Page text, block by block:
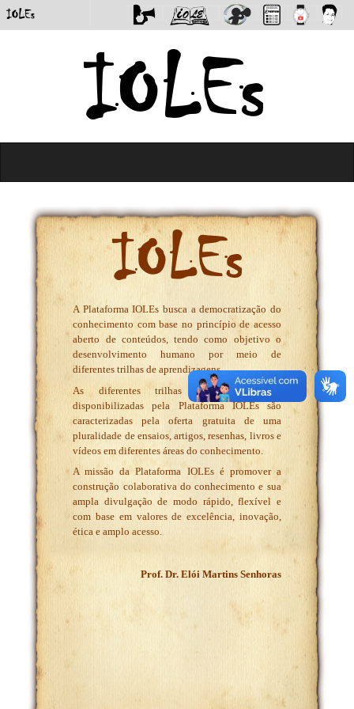
A Plataforma IOLEs busca a democratização do
conhecimento com base no princípio de acesso
aberto de conteúdos, tendo como objetivo o
desenvolvimento humano por meio de
diferentes trilhas de aprendizagens.
As diferentes trilhas de aprendizagem
disponibilizadas pela Plataforma IOLEs são
caracterizadas pela oferta gratuita de uma
pluralidade de ensaios, artigos, resenhas, livros e
vídeos em diferentes áreas do conhecimento.
A missão da Plataforma IOLEs é promover a
construção colaborativa do conhecimento e sua
ampla divulgação de modo rápido, flexível e
com base em valores de excelência, inovação,
ética e amplo acesso.
Prof. Dr. Elói Martins Senhoras